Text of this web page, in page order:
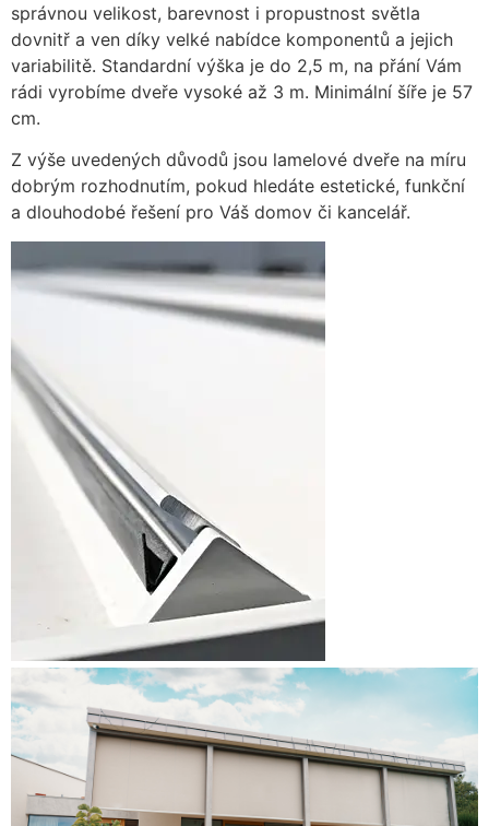
správnou velikost, barevnost i propustnost světla
dovnitř a ven díky velké nabídce komponentů a jejich
variabilitě. Standardní výška je do 2,5 m, na přání Vám
rádi vyrobíme dveře vysoké až 3 m. Minimální šíře je 57
cm.
Z výše uvedených důvodů jsou lamelové dveře na míru
dobrým rozhodnutím, pokud hledáte estetické, funkční
a dlouhodobé řešení pro Váš domov či kancelář.